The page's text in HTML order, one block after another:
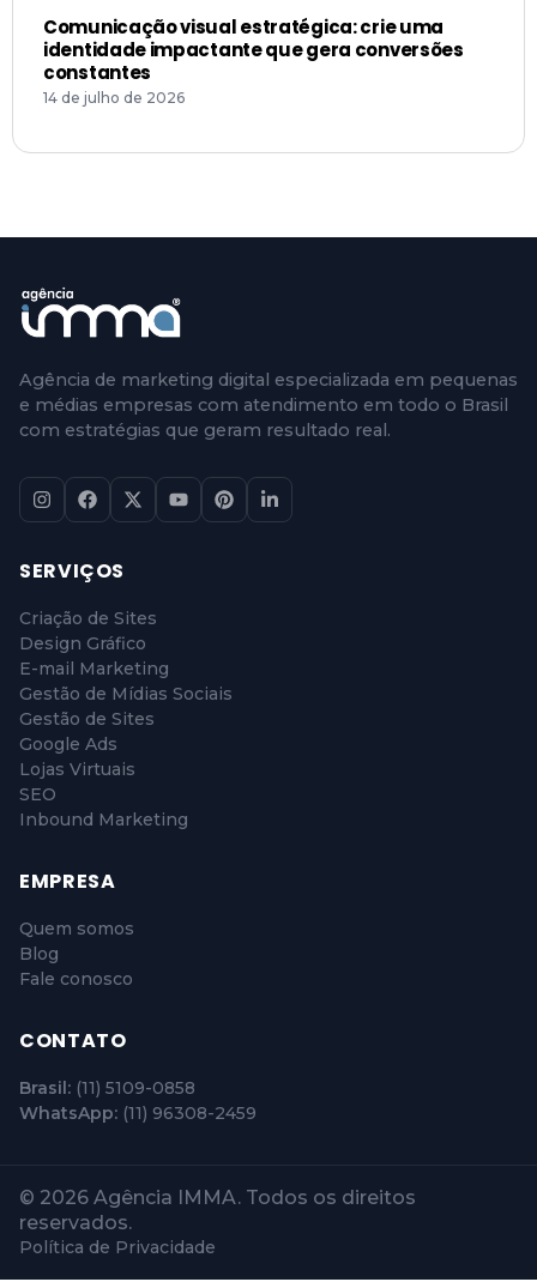
Comunicação visual estratégica: crie uma
identidade impactante que gera conversões
constantes
14 de julho de 2026
Agência de marketing digital especializada em pequenas
e médias empresas com atendimento em todo o Brasil
com estratégias que geram resultado real.
SERVIÇOS
Criação de Sites
Design Gráfico
E-mail Marketing
Gestão de Mídias Sociais
Gestão de Sites
Google Ads
Lojas Virtuais
SEO
Inbound Marketing
EMPRESA
Quem somos
Blog
Fale conosco
CONTATO
Brasil: (11) 5109-0858
WhatsApp: (11) 96308-2459
© 2026 Agência IMMA. Todos os direitos
reservados.
Política de Privacidade